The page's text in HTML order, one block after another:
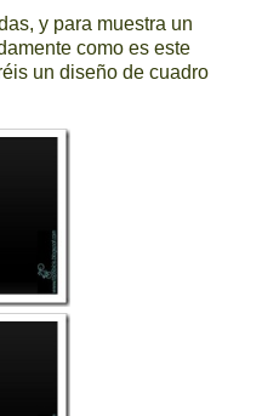
y para muestra un
como es este
un diseño de cuadro